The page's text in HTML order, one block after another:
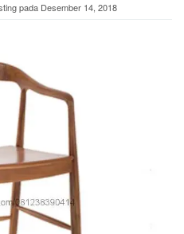
pada Desember 14, 2018